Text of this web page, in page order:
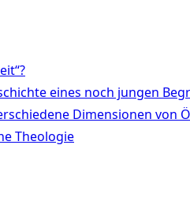
eines noch jungen
Dimensionen von
Theologie